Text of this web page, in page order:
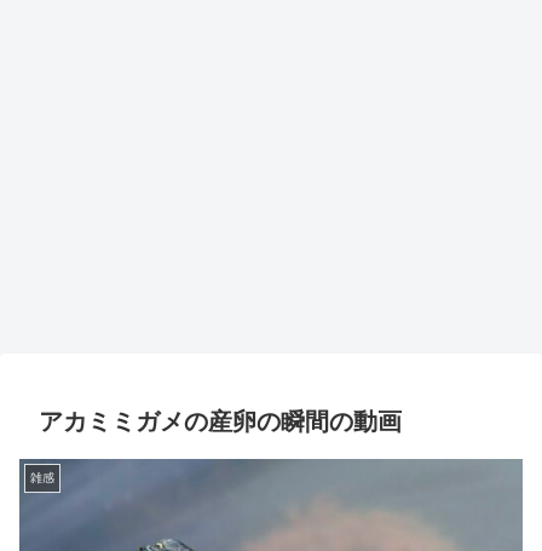
アカミミガメの産卵の瞬間の動画
雑感